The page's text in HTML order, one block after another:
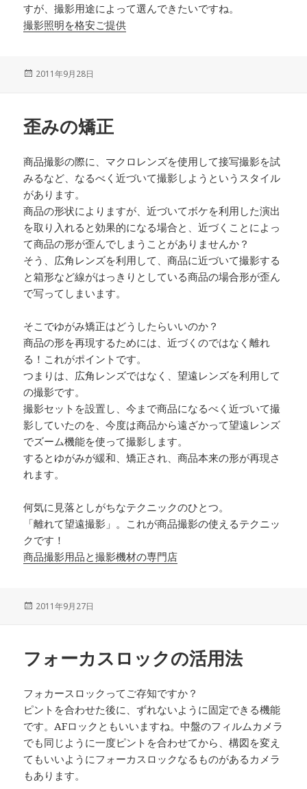
すが、撮影用途によって選んできたいですね。
撮影照明を格安ご提供
投
2011年9月28日
歪みの矯正
商品撮影の際に、マクロレンズを使用して接写撮影を試
みるなど、なるべく近づいて撮影しようというスタイル
があります。
商品の形状によりますが、近づいてボケを利用した演出
を取り入れると効果的になる場合と、近づくことによっ
て商品の形が歪んでしまうことがありませんか？
そう、広角レンズを利用して、商品に近づいて撮影する
と箱形など線がはっきりとしている商品の場合形が歪ん
で写ってしまいます。
そこでゆがみ矯正はどうしたらいいのか？
商品の形を再現するためには、近づくのではなく離れ
る！これがポイントです。
つまりは、広角レンズではなく、望遠レンズを利用して
の撮影です。
撮影セットを設置し、今まで商品になるべく近づいて撮
影していたのを、今度は商品から遠ざかって望遠レンズ
でズーム機能を使って撮影します。
するとゆがみが緩和、矯正され、商品本来の形が再現さ
れます。
何気に見落としがちなテクニックのひとつ。
「離れて望遠撮影」。これが商品撮影の使えるテクニッ
クです！
商品撮影用品と撮影機材の専門店
投
2011年9月27日
フォーカスロックの活用法
フォカースロックってご存知ですか？
ピントを合わせた後に、ずれないように固定できる機能
です。AFロックともいいますね。中盤のフィルムカメラ
でも同じように一度ピントを合わせてから、構図を変え
てもいいようにフォーカスロックなるものがあるカメラ
もあります。